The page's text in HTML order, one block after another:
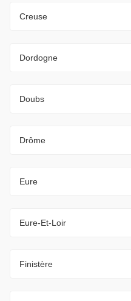
Creuse
Dordogne
Doubs
Drôme
Eure
Eure-Et-Loir
Finistère